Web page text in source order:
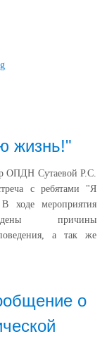
жизнь!"
ОПДН Сутаевой Р.С.
с ребятами "Я
ходе мероприятия
причины
а так же
о